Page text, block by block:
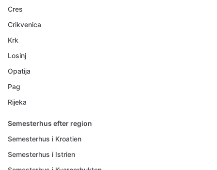
Cres
Crikvenica
Krk
Losinj
Opatija
Pag
Rijeka
Semesterhus efter region
Semesterhus i Kroatien
Semesterhus i Istrien